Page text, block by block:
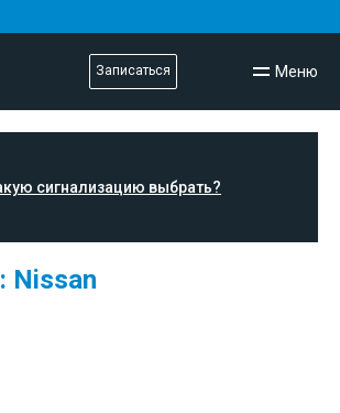
Записаться Меню
Nissan
сигнализацию выбрать?